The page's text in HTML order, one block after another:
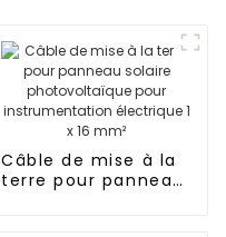
Câble de mise à la
terre pour panneau